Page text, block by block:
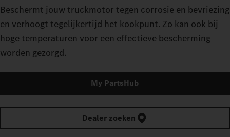
Beschermt jouw truckmotor tegen corrosie en bevriezing
en verhoogt tegelijkertijd het kookpunt. Zo kan ook bij
hoge temperaturen voor een effectieve bescherming
worden gezorgd.
My PartsHub
Dealer zoeken